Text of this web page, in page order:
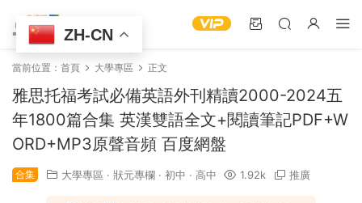
當前位置： 首頁 大學專區 正文
雅思托福考試必備英語外刊精讀2000-2024五
年1800篇合集 英漢雙語全文+閱讀筆記PDF+W
ORD+MP3原聲音頻 百度網盤
合集 大學專區 · 狀元專欄 · 初中 · 高中 1.92k 推廣
ZH-CN